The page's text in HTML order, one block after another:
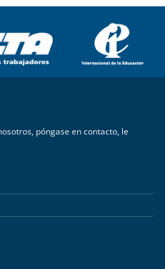
póngase en contacto, le